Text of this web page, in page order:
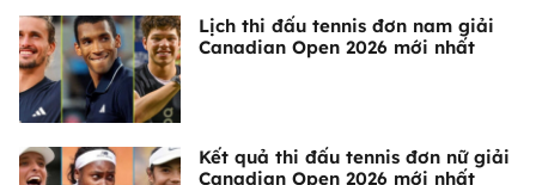
Lịch thi đấu tennis đơn nam giải
Canadian Open 2026 mới nhất
Kết quả thi đấu tennis đơn nữ giải
Canadian Open 2026 mới nhất